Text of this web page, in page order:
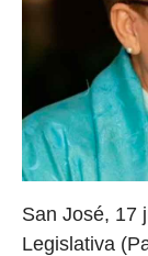
San José, 17
Legislativa